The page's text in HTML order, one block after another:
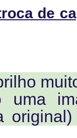
de
uma